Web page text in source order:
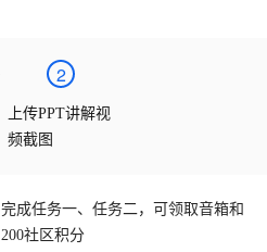
完成任务一、任务二，可领取音箱和
200社区积分
2
上传PPT讲解视
频截图